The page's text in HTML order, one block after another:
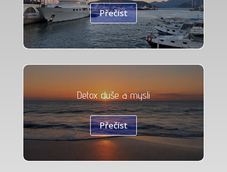
Přečíst
Detox duše a mysli
Přečíst